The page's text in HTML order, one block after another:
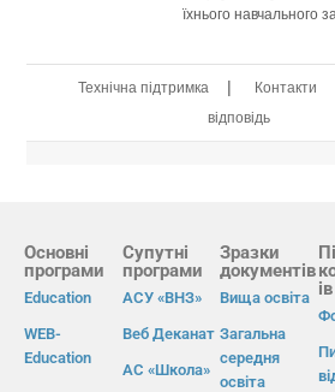
їхнього навчального
Технічна підтримка | Контакти
відповідь
Основні
програми
Education
WEB-
Education
Супутні
програми
АСУ «ВНЗ»
Веб Деканат
АС «Школа»
Зразки
документів
Вища освіта
Загальна
середня
освіта
ів